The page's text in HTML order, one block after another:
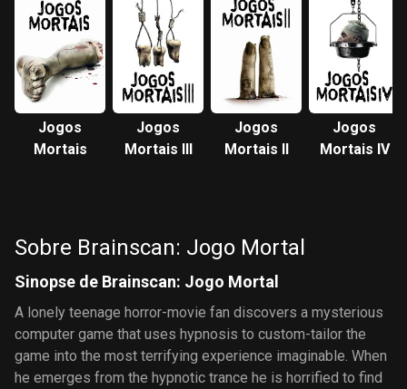
Jogos
Mortais
Jogos
Mortais III
Jogos
Mortais II
Jogos
Mortais IV
Sobre Brainscan: Jogo Mortal
Sinopse de Brainscan: Jogo Mortal
A lonely teenage horror-movie fan discovers a mysterious
computer game that uses hypnosis to custom-tailor the
game into the most terrifying experience imaginable. When
he emerges from the hypnotic trance he is horrified to find